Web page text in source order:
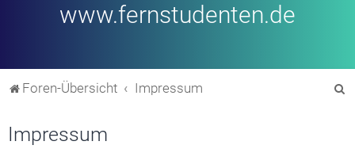
www.fernstudenten.de
Foren-Übersicht Impressum
Impressum